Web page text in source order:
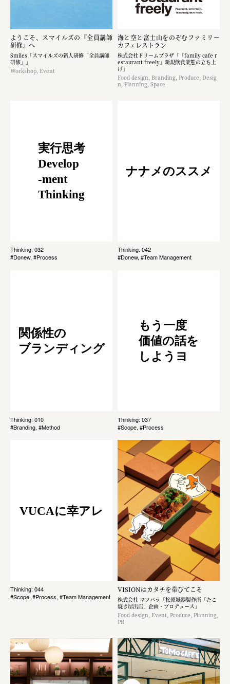
ようこそ、スマイルズの『全員講師
研修』へ
Smiles「スマイルズの新人研修「全員講師
研修」」
Workshop, Event
海と空と富士山をのぞむファミリー
カフェレストラン
株式会社ドリームプラザ「「family cafe r
estaurant freely」新規飲食業態の立ち上
げ」
Food design, Branding, Produce, Desig
n, Planning, Space
実行思考
Develop
-ment
Thinking
Thinking: 032
#Donew, #Process
ナナメのススメ
Thinking: 042
#Donew, #Team Management
関係性の
ブランディング
Thinking: 010
#Branding, #Method
もう一度
価値の話を
しようヨ
Thinking: 037
#Scope, #Process
VUCAに幸アレ
Thinking: 044
#Scope, #Process, #Team Management
VISIONはカタチを帯びてこそ
株式会社 マツバラ「松原紙器製作所「たこ
焼き屋出店」企画・プロデュース」
Food design, Event, Produce, Planning,
PR